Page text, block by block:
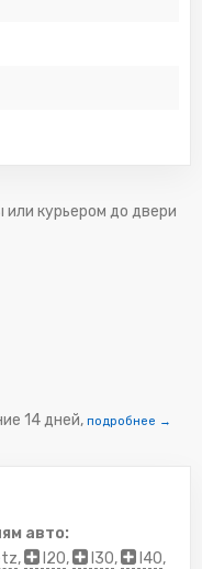
курьером до двери
14 дней, подробнее →
авто:
, I20, I30, I40,